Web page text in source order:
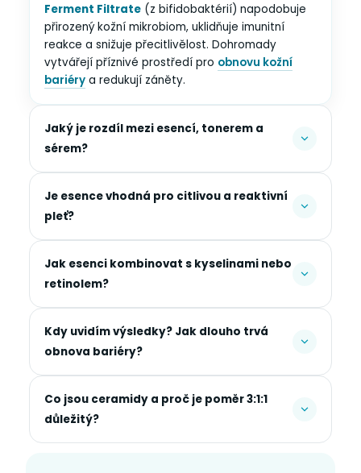
Ferment Filtrate (z bifidobaktérií) napodobuje
přirozený kožní mikrobiom, uklidňuje imunitní
reakce a snižuje přecitlivělost. Dohromady
vytvářejí příznivé prostředí pro obnovu kožní
bariéry a redukují záněty.
Jaký je rozdíl mezi esencí, tonerem a
sérem?
Je esence vhodná pro citlivou a reaktivní
pleť?
Jak esenci kombinovat s kyselinami nebo
retinolem?
Kdy uvidím výsledky? Jak dlouho trvá
obnova bariéry?
Co jsou ceramidy a proč je poměr 3:1:1
důležitý?